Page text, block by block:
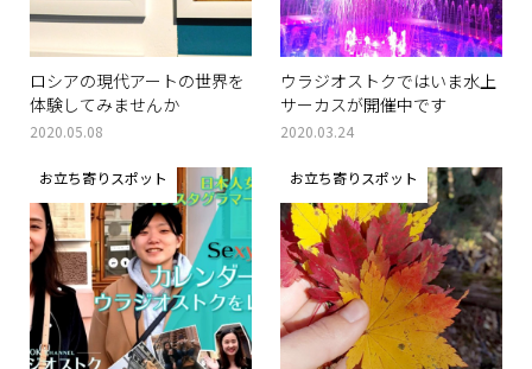
ロシアの現代アートの世界を
体験してみませんか
2020.05.08
ウラジオストクではいま水上
サーカスが開催中です
2020.03.24
お立ち寄りスポット お立ち寄りスポット